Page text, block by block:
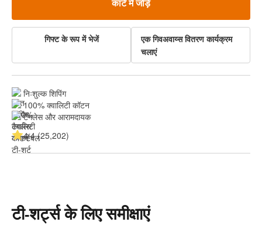
गिफ्ट के रूप में भेजें
एक गिवअवाय्स वितरण कार्यक्रम
चलाएं
निःशुल्क शिपिंग
100% क्वालिटी कॉटन
टैगलेस और आरामदायक
4.4 (25,202)
टी-शर्ट्स के लिए समीक्षाएं